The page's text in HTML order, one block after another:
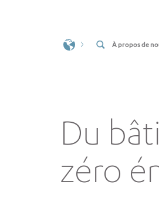
À propos de
Du
zéro